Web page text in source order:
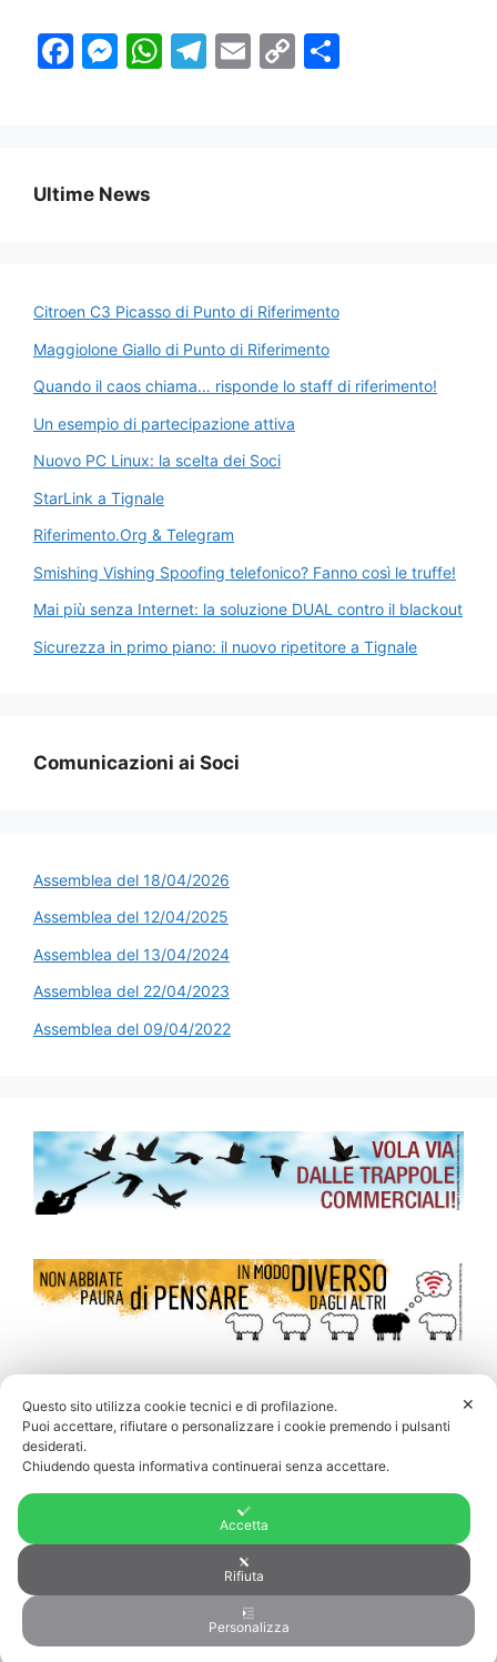
F
b
k
M
e
er
W T
E
C
Ultime News
Citroen C3 Picasso di Punto di Riferimento
Maggiolone Giallo di Punto di Riferimento
Quando il caos chiama… risponde lo staff di riferimento!
Un esempio di partecipazione attiva
Nuovo PC Linux: la scelta dei Soci
StarLink a Tignale
Riferimento.Org & Telegram
Smishing Vishing Spoofing telefonico? Fanno così le truffe!
Mai più senza Internet: la soluzione DUAL contro il blackout
Sicurezza in primo piano: il nuovo ripetitore a Tignale
Comunicazioni ai Soci
Assemblea del 18/04/2026
Assemblea del 12/04/2025
Assemblea del 13/04/2024
Assemblea del 22/04/2023
Assemblea del 09/04/2022
© 2026 Riferimento.org• Creato con
✕
Questo sito utilizza cookie tecnici e di profilazione.
Puoi accettare, rifiutare o personalizzare i cookie premendo i pulsanti
desiderati.
Chiudendo questa informativa continuerai senza accettare.
Accetta
Rifiuta
Personalizza